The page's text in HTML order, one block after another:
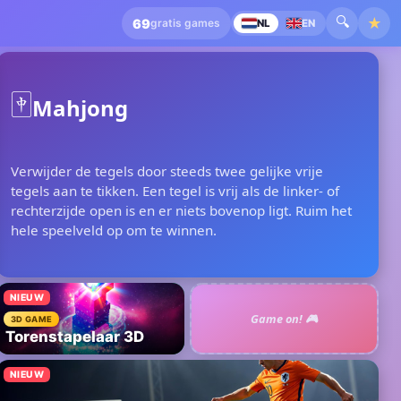
69gratis games NL EN 🔍 ★
🀄Mahjong
Verwijder de tegels door steeds twee gelijke vrije
tegels aan te tikken. Een tegel is vrij als de linker- of
rechterzijde open is en er niets bovenop ligt. Ruim het
hele speelveld op om te winnen.
NIEUW
Torenstapelaar 3D
3D GAME Game on! 🎮
NIEUW